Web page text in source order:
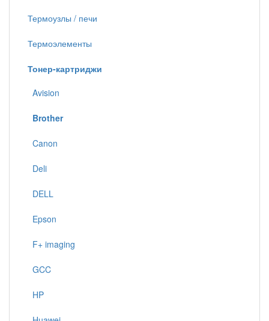
Термоузлы / печи
Термоэлементы
Тонер-картриджи
Avision
Brother
Canon
Deli
DELL
Epson
F+ imaging
GCC
HP